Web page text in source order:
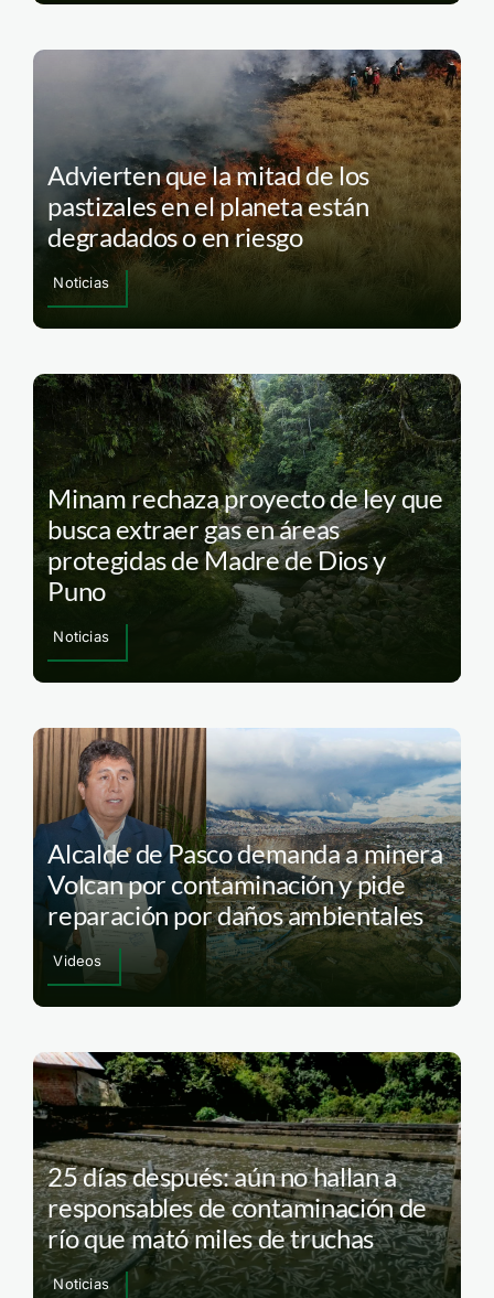
Advierten que la mitad de los
pastizales en el planeta están
degradados o en riesgo
Noticias
Minam rechaza proyecto de ley que
busca extraer gas en áreas
protegidas de Madre de Dios y
Puno
Noticias
Alcalde de Pasco demanda a minera
Volcan por contaminación y pide
reparación por daños ambientales
Videos
25 días después: aún no hallan a
responsables de contaminación de
río que mató miles de truchas
Noticias